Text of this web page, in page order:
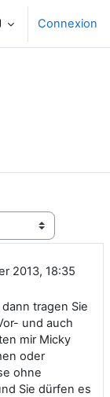
Connexion
2013, 18:35
tragen Sie
und auch
mir Micky
oder
ohne
Sie dürfen es